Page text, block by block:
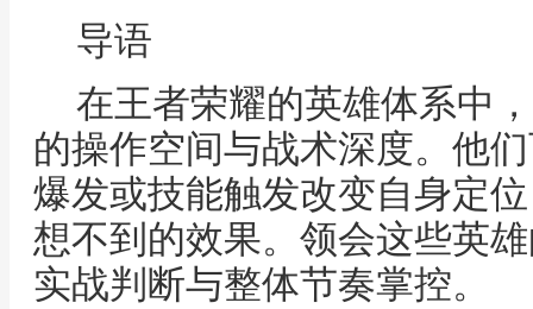
导语
在王者荣耀的英雄体系中
的操作空间与战术深度。他
爆发或技能触发改变自身定
想不到的效果。领会这些英
实战判断与整体节奏掌控。